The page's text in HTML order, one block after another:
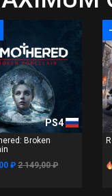
PS4
Broken
₽ 2 149,00 ₽